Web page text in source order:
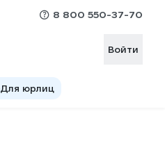
8 800 550-37-70
Войти
Для юрлиц